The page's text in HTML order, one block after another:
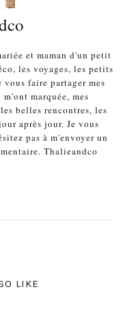
et maman d'un petit
les voyages, les petits
faire partager mes
marquée, mes
belles rencontres, les
après jour. Je vous
pas à m'envoyer un
Thalieandco
LIKE